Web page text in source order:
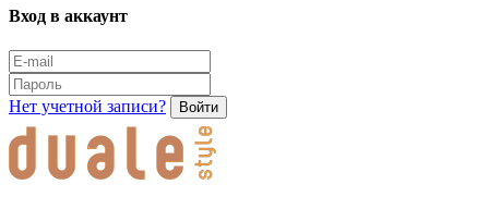
Вход в аккаунт
Нет учетной записи? Войти